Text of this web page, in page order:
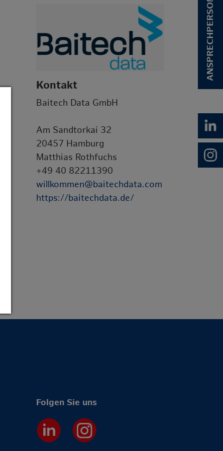
ANSPRECHPERSON
Kontakt
Baitech Data GmbH
Am Sandtorkai 32
20457 Hamburg
Matthias Rothfuchs
+49 40 82211390
willkommen@baitechdata.com
https://baitechdata.de/
Folgen Sie uns